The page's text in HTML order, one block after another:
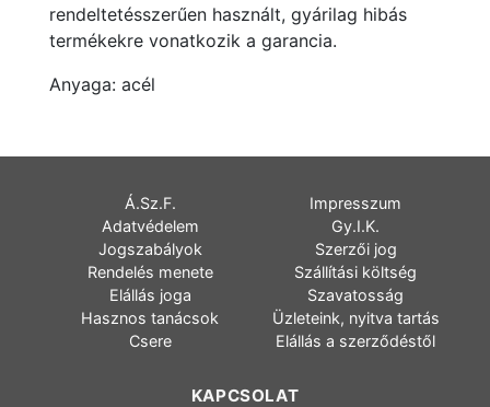
rendeltetésszerűen használt, gyárilag hibás
termékekre vonatkozik a garancia.
Anyaga: acél
Á.Sz.F.
Impresszum
Adatvédelem
Gy.I.K.
Jogszabályok
Szerzői jog
Rendelés menete
Szállítási költség
Elállás joga
Szavatosság
Hasznos tanácsok
Üzleteink, nyitva tartás
Csere
Elállás a szerződéstől
KAPCSOLAT